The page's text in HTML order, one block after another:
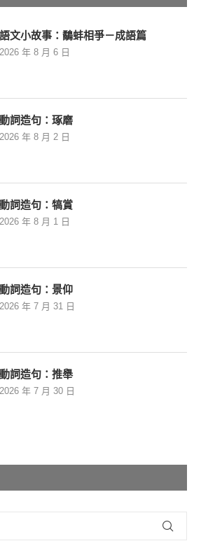
語文小故事：鷸蚌相爭－成語篇
2026 年 8 月 6 日
動詞造句：琢磨
2026 年 8 月 2 日
動詞造句：犒賞
2026 年 8 月 1 日
動詞造句：景仰
2026 年 7 月 31 日
動詞造句：推舉
2026 年 7 月 30 日